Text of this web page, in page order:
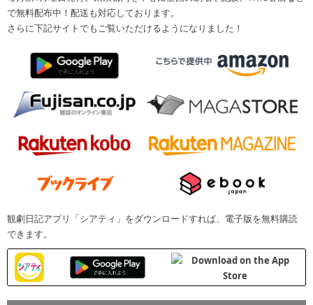
で無料配布中！配送も対応しております。
さらに下記サイトでもご覧いただけるようになりました！
観劇日記アプリ「シアティ」をダウンロードすれば、電子版を無料購読
できます。